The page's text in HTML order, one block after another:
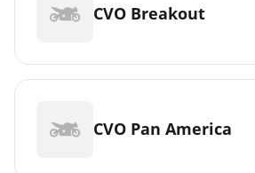
CVO Breakout
CVO Pan America